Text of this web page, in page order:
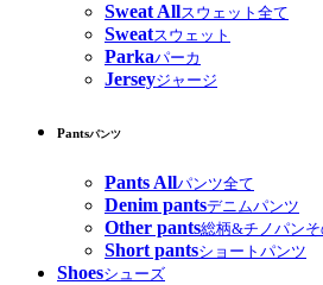
Sweat Allスウェット全て
Sweatスウェット
Parkaパーカ
Jerseyジャージ
Pantsパンツ
Pants Allパンツ全て
Denim pantsデニムパンツ
Other pants総柄&チノパン
Short pantsショートパンツ
Shoesシューズ